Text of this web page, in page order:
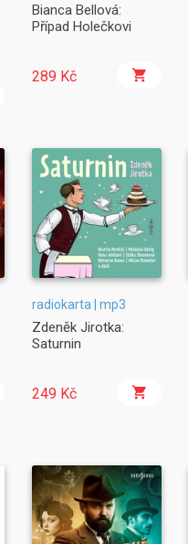
Bianca Bellová:
Případ Holečkovi
289 Kč
radiokarta | mp3
Zdeněk Jirotka:
Saturnin
249 Kč